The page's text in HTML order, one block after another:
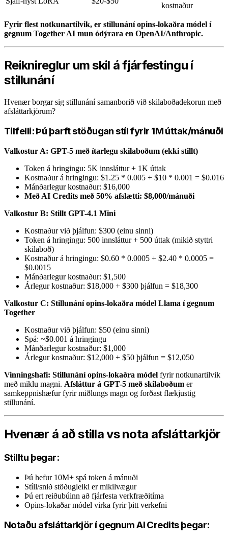
kostnaður
Fyrir flest notkunartilvik, er stillunání opins-lokaðra módel í
gegnum Together AI mun ódýrara en OpenAI/Anthropic.
Reiknireglur um skil á fjárfestingu í
stillunání
Hvenær borgar sig stillunání samanborið við skilaboðadekorun með
afsláttarkjörum?
Tilfelli: Þú þarft stöðugan stíl fyrir 1M úttak/mánuði
Valkostur A: GPT-5 með ítarlegu skilaboðum (ekki stillt)
Token á hringingu: 5K innsláttur + 1K úttak
Kostnaður á hringingu: $1.25 * 0.005 + $10 * 0.001 = $0.016
Mánðarlegur kostnaður: $16,000
Með AI Credits með 50% afslætti: $8,000/mánuði
Valkostur B: Stillt GPT-4.1 Mini
Kostnaður við þjálfun: $300 (einu sinni)
Token á hringingu: 500 innsláttur + 500 úttak (mikið styttri
skilaboð)
Kostnaður á hringingu: $0.60 * 0.0005 + $2.40 * 0.0005 =
$0.0015
Mánðarlegur kostnaður: $1,500
Árlegur kostnaður: $18,000 + $300 þjálfun = $18,300
Valkostur C: Stillunání opins-lokaðra módel Llama í gegnum
Together
Kostnaður við þjálfun: $50 (einu sinni)
Spá: ~$0.001 á hringingu
Mánðarlegur kostnaður: $1,000
Árlegur kostnaður: $12,000 + $50 þjálfun = $12,050
Vinningshafi: Stillunání opins-lokaðra módel fyrir notkunartilvik
með miklu magni. Afsláttur á GPT-5 með skilaboðum er
samkeppnishæfur fyrir miðlungs magn og forðast flækjustig
stillunání.
Hvenær á að stilla vs nota afsláttarkjör
Stilltu þegar:
Þú hefur 10M+ spá token á mánuði
Stíll/snið stöðugleiki er mikilvægur
Þú ert reiðubúinn að fjárfesta verkfræðitíma
Opins-lokaðar módel virka fyrir þitt verkefni
Notaðu afsláttarkjör í gegnum AI Credits þegar: